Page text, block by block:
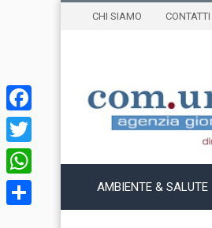
CHI SIAMO CONTATTI
AMBIENTE & SALUTE
Facebook
Twitter
WhatsApp